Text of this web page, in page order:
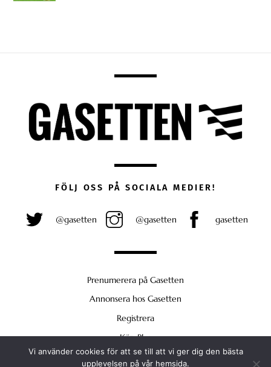
FÖLJ OSS PÅ SOCIALA MEDIER!
@gasetten @gasetten gasetten
Prenumerera på Gasetten
Annonsera hos Gasetten
Registrera
Köp Plus
Vi använder cookies för att se till att vi ger dig den bästa
upplevelsen på vår hemsida.